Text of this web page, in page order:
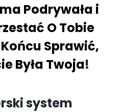
Podrywała i
O Tobie
Sprawić,
Była Twoja!
system